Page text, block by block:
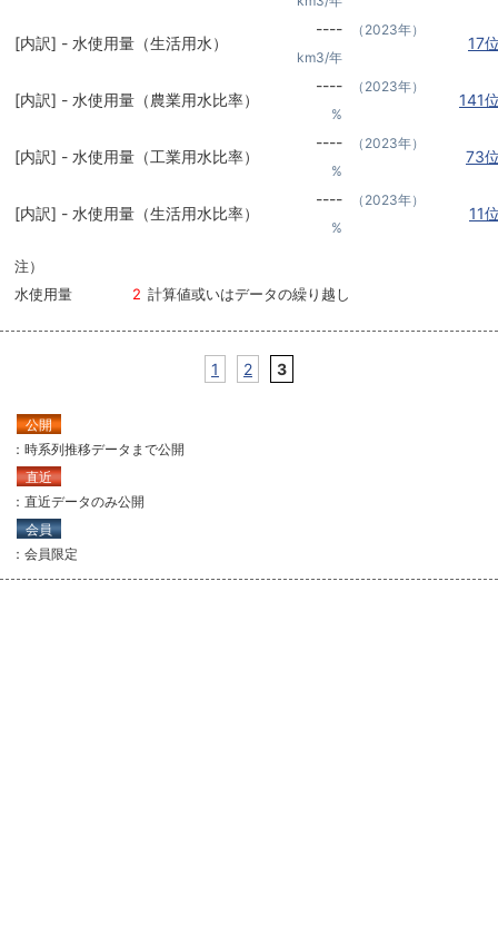
[内訳] - 水使用量（生活用水）
----
km3/年
（2023年）
17
[内訳] - 水使用量（農業用水比率）
----
%
（2023年）
141
[内訳] - 水使用量（工業用水比率）
----
%
（2023年）
73
[内訳] - 水使用量（生活用水比率）
----
%
（2023年）
11
注）
水使用量
2 計算値或いはデータの繰り越し
1 2 3
公開
：時系列推移データまで公開
直近
：直近データのみ公開
会員
：会員限定